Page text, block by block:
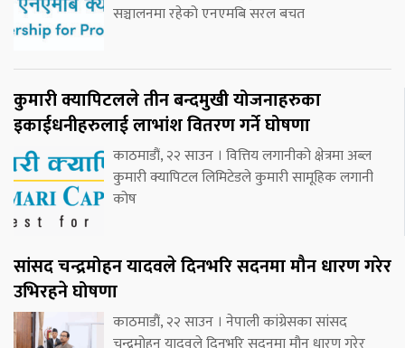
सञ्चालनमा रहेको एनएमबि सरल बचत
कुमारी क्यापिटलले तीन बन्दमुखी योजनाहरुका
इकाईधनीहरुलाई लाभांश वितरण गर्ने घोषणा
काठमाडौं, २२ साउन । वित्तिय लगानीको क्षेत्रमा अब्ल
कुमारी क्यापिटल लिमिटेडले कुमारी सामूहिक लगानी
कोष
सांसद चन्द्रमोहन यादवले दिनभरि सदनमा मौन धारण गरेर
उभिरहने घोषणा
काठमाडौं, २२ साउन । नेपाली कांग्रेसका सांसद